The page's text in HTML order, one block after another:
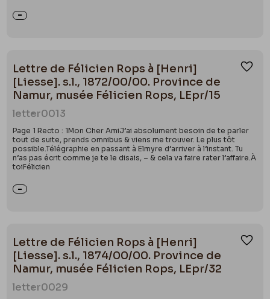
Lettre de Félicien Rops à [Henri]
[Liesse]. s.l., 1872/00/00. Province de
Namur, musée Félicien Rops, LEpr/15
letter0013
Page 1 Recto : 1Mon Cher AmiJ’ai absolument besoin de te parler
tout de suite, prends omnibus & viens me trouver. Le plus tôt
possible.Télégraphie en passant à Elmyre d’arriver à l’instant. Tu
n’as pas écrit comme je te le disais, – & cela va faire rater l’affaire.À
toiFélicien
Lettre de Félicien Rops à [Henri]
[Liesse]. s.l., 1874/00/00. Province de
Namur, musée Félicien Rops, LEpr/32
letter0029